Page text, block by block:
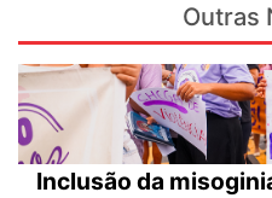
Outras
Inclusão da